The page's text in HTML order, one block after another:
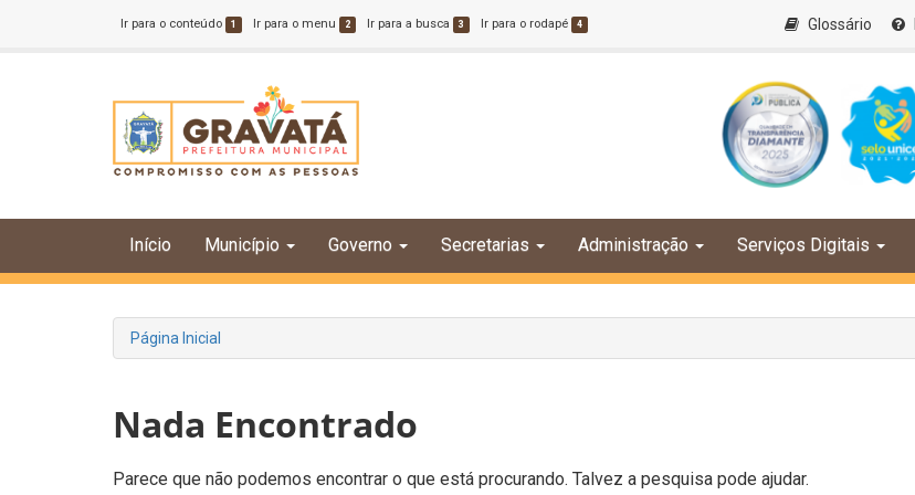
Ir para o conteúdo 1 Ir para o menu 2 Ir para a busca 3 Ir para o rodapé 4 Glossário
Início Município Governo Secretarias Administração Serviços Digitais
Página Inicial
Nada Encontrado
Parece que não podemos encontrar o que está procurando. Talvez a pesquisa pode ajudar.